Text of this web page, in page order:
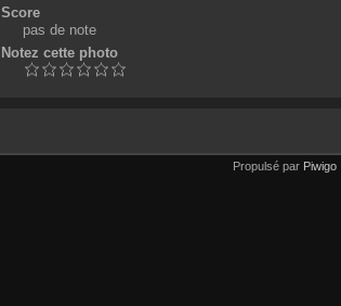
Score
pas de note
Notez cette photo
Propulsé par Piwigo